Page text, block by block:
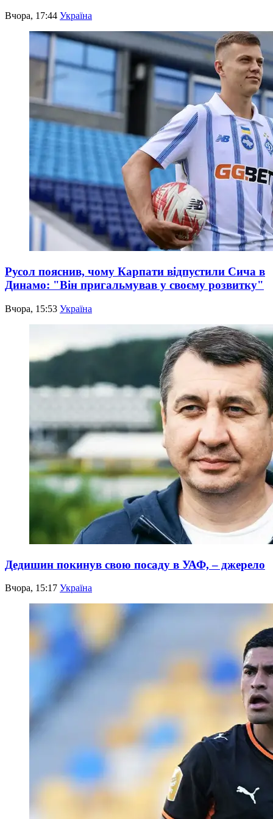
Вчора, 17:44 Україна
Русол пояснив, чому Карпати відпустили Сича в
Динамо: "Він пригальмував у своєму розвитку"
Вчора, 15:53 Україна
Дедишин покинув свою посаду в УАФ, – джерело
Вчора, 15:17 Україна